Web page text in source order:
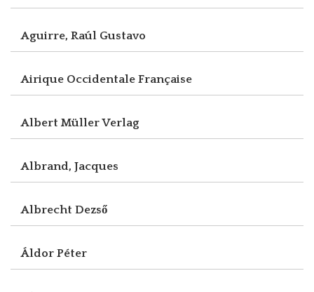
Aguirre, Raúl Gustavo
Airique Occidentale Française
Albert Müller Verlag
Albrand, Jacques
Albrecht Dezső
Áldor Péter